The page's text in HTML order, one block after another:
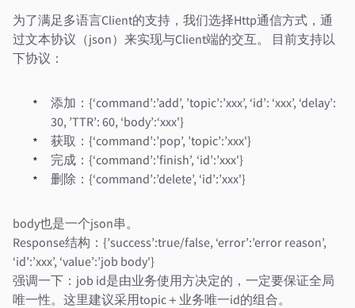
为了满足多语言Client的支持，我们选择Http通信方式，通
过文本协议（json）来实现与Client端的交互。 目前支持以
下协议：
添加：{‘command’:’add’, ’topic’:’xxx’, ‘id’: ‘xxx’, ‘delay’:
30, ’TTR’: 60, ‘body’:‘xxx'}
获取：{‘command’:’pop’, ’topic’:’xxx'}
完成：{‘command’:’finish’, ‘id’:’xxx'}
删除：{‘command’:’delete’, ‘id’:’xxx'}
body也是一个json串。
Response结构：{’success’:true/false, ‘error’:’error reason’,
‘id’:’xxx’, ‘value’:’job body'}
强调一下：job id是由业务使用方决定的，一定要保证全局
唯一性。这里建议采用topic＋业务唯一id的组合。